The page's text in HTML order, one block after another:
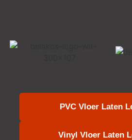
PVC Vloer Laten
Vinyl Vloer Laten